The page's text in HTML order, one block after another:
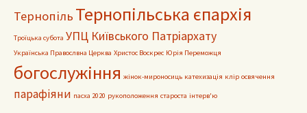
Тернопіль Тернопільська єпархія
Троїцька субота УПЦ Київського Патріархату
Українська Правослвна Церква Христос Воскрес Юрія Переможця
богослужіння жінок-мироносиць катехизація клір освячення
парафіяни пасха 2020 рукоположення староста інтерв'ю